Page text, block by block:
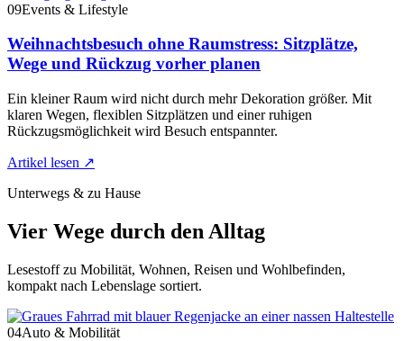
09Events & Lifestyle
Weihnachtsbesuch ohne Raumstress: Sitzplätze,
Wege und Rückzug vorher planen
Ein kleiner Raum wird nicht durch mehr Dekoration größer. Mit
klaren Wegen, flexiblen Sitzplätzen und einer ruhigen
Rückzugsmöglichkeit wird Besuch entspannter.
Artikel lesen ↗
Unterwegs & zu Hause
Vier Wege durch den Alltag
Lesestoff zu Mobilität, Wohnen, Reisen und Wohlbefinden,
kompakt nach Lebenslage sortiert.
04Auto & Mobilität